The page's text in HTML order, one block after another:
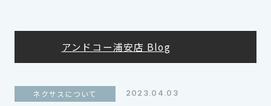
アンドコー浦安店 Blog
ネクサスについて
2023.04.03